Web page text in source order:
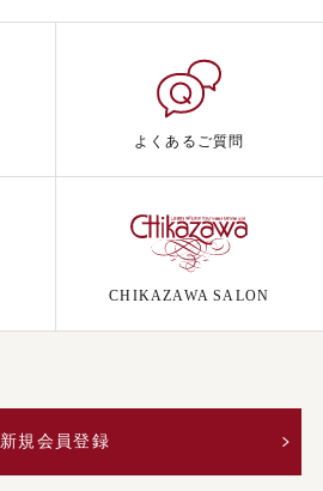
よくあるご質問
CHIKAZAWA SALON
新規会員登録